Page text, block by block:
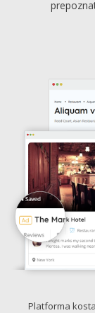
Platforma